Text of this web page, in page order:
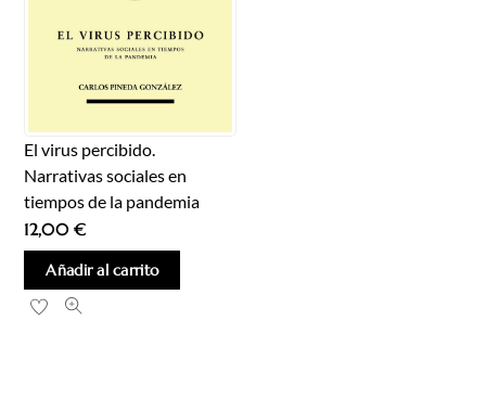
El virus percibido.
Narrativas sociales en
tiempos de la pandemia
12,00€
Añadir al carrito